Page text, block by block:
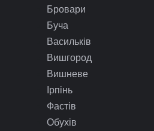
Бровари
Буча
Васильків
Вишгород
Вишневе
Ірпінь
Фастів
Обухів